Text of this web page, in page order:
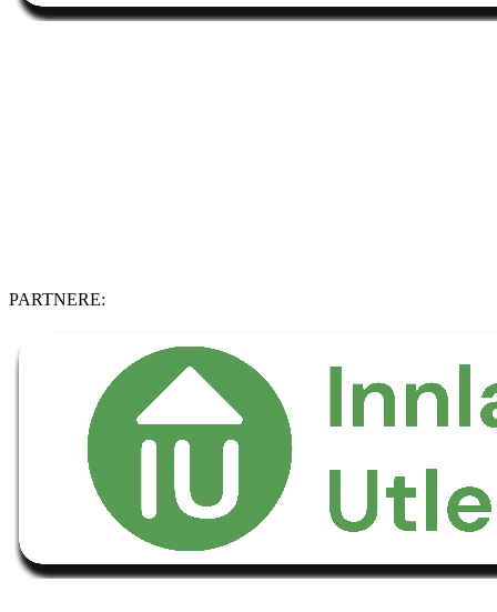
PARTNERE: